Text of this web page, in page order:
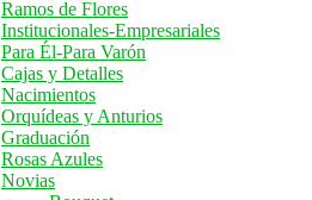
Ramos de Flores
Institucionales-Empresariales
Para Él-Para Varón
Cajas y Detalles
Nacimientos
Orquídeas y Anturios
Graduación
Rosas Azules
Novias